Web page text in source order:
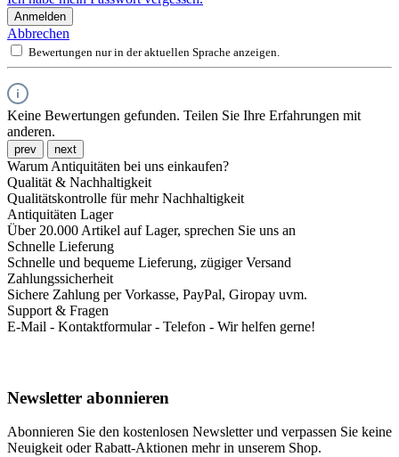
Anmelden
Abbrechen
Bewertungen nur in der aktuellen Sprache anzeigen.
Keine Bewertungen gefunden. Teilen Sie Ihre Erfahrungen mit
anderen.
prev next
Warum Antiquitäten bei uns einkaufen?
Qualität & Nachhaltigkeit
Qualitätskontrolle für mehr Nachhaltigkeit
Antiquitäten Lager
Über 20.000 Artikel auf Lager, sprechen Sie uns an
Schnelle Lieferung
Schnelle und bequeme Lieferung, zügiger Versand
Zahlungssicherheit
Sichere Zahlung per Vorkasse, PayPal, Giropay uvm.
Support & Fragen
E-Mail - Kontaktformular - Telefon - Wir helfen gerne!
Newsletter abonnieren
Abonnieren Sie den kostenlosen Newsletter und verpassen Sie keine
Neuigkeit oder Rabatt-Aktionen mehr in unserem Shop.